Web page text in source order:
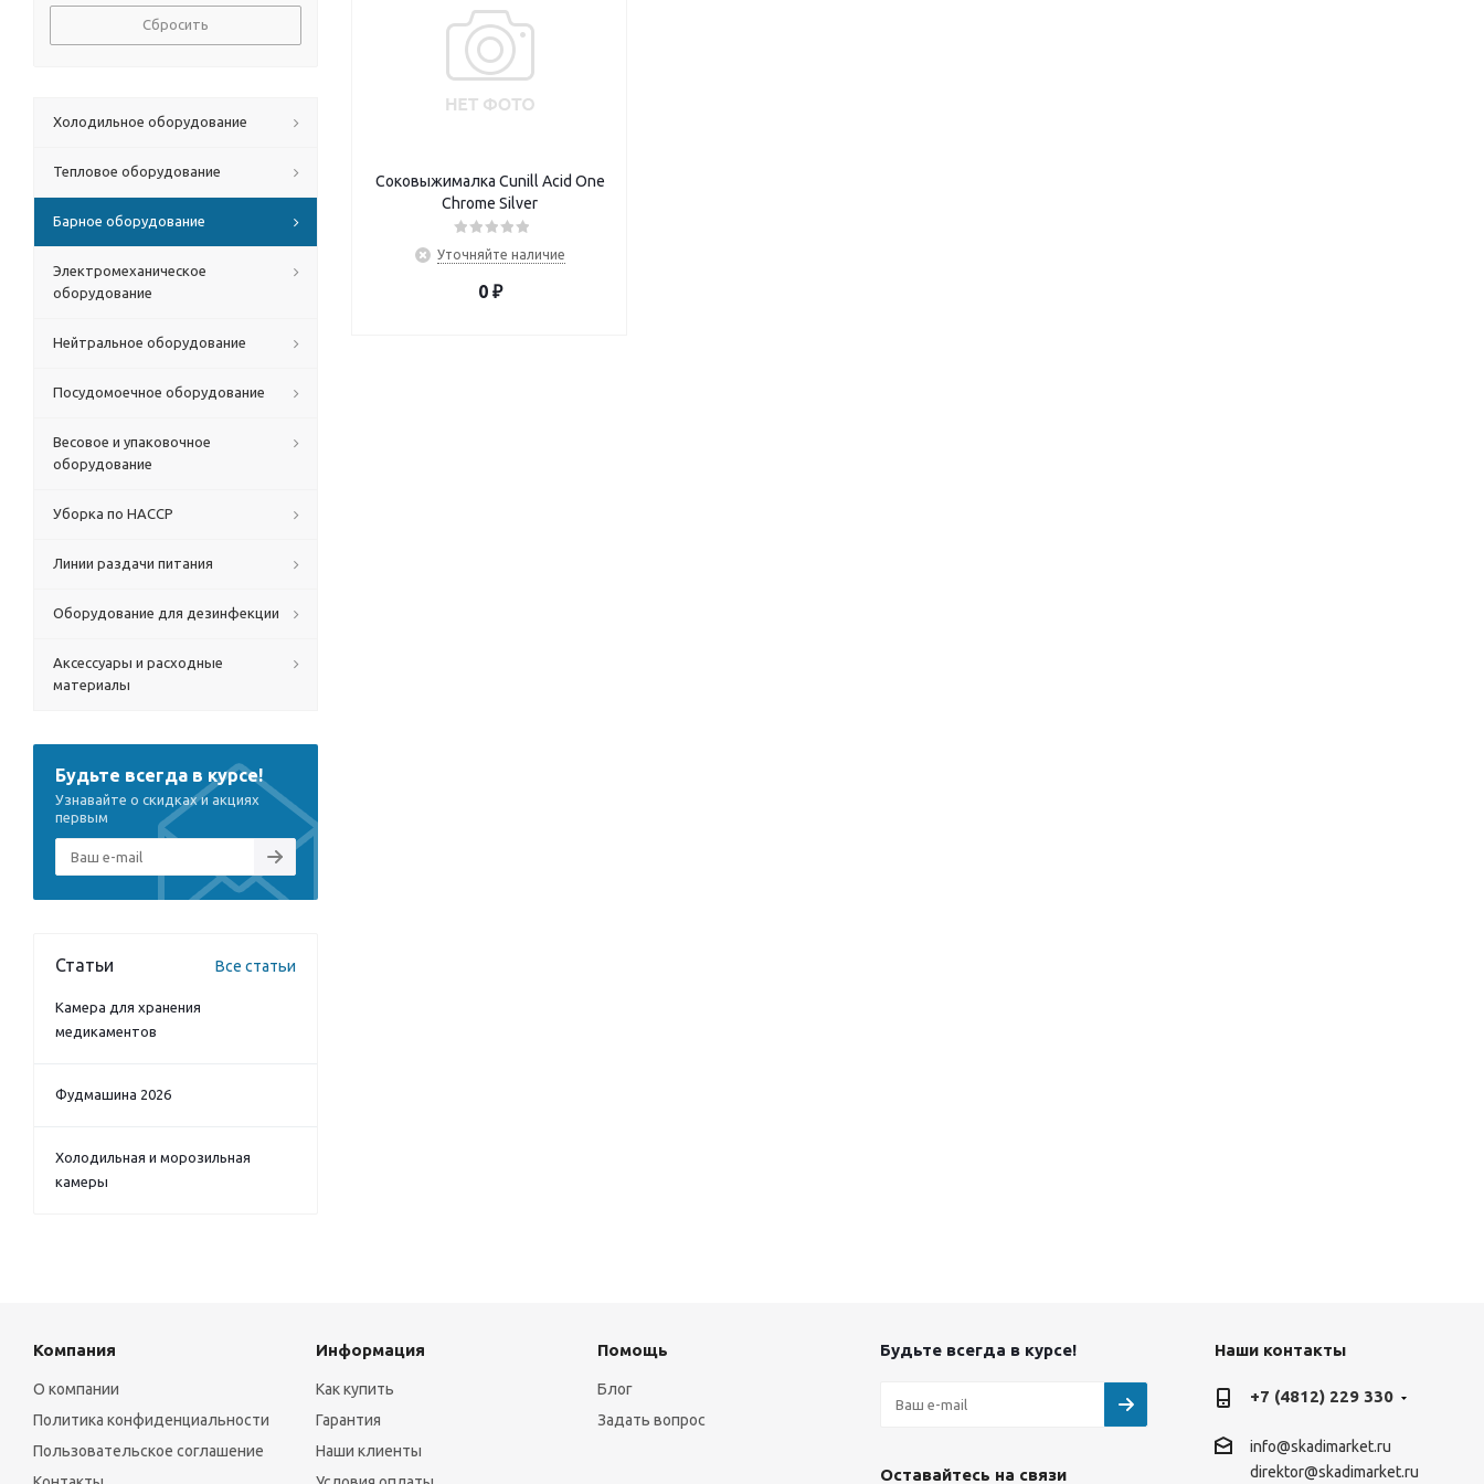
Соковыжималка Cunill Acid One
Chrome Silver
Уточняйте наличие
0₽
Сбросить
Холодильное оборудование
Тепловое оборудование
Барное оборудование
Электромеханическое
оборудование
Нейтральное оборудование
Посудомоечное оборудование
Весовое и упаковочное
оборудование
Уборка по HACCP
Линии раздачи питания
Оборудование для дезинфекции
Аксессуары и расходные
материалы
Будьте всегда в курсе!
Узнавайте о скидках и акциях
первым
Статьи Все статьи
Камера для хранения
медикаментов
Фудмашина 2026
Холодильная и морозильная
камеры
Компания
О компании
Политика конфиденциальности
Пользовательское соглашение
Информация
Как купить
Гарантия
Наши клиенты
Помощь
Блог
Задать вопрос
Будьте всегда в курсе!
Оставайтесь на связи
Наши контакты
+7 (4812) 229 330
info@skadimarket.ru
direktor@skadimarket.ru